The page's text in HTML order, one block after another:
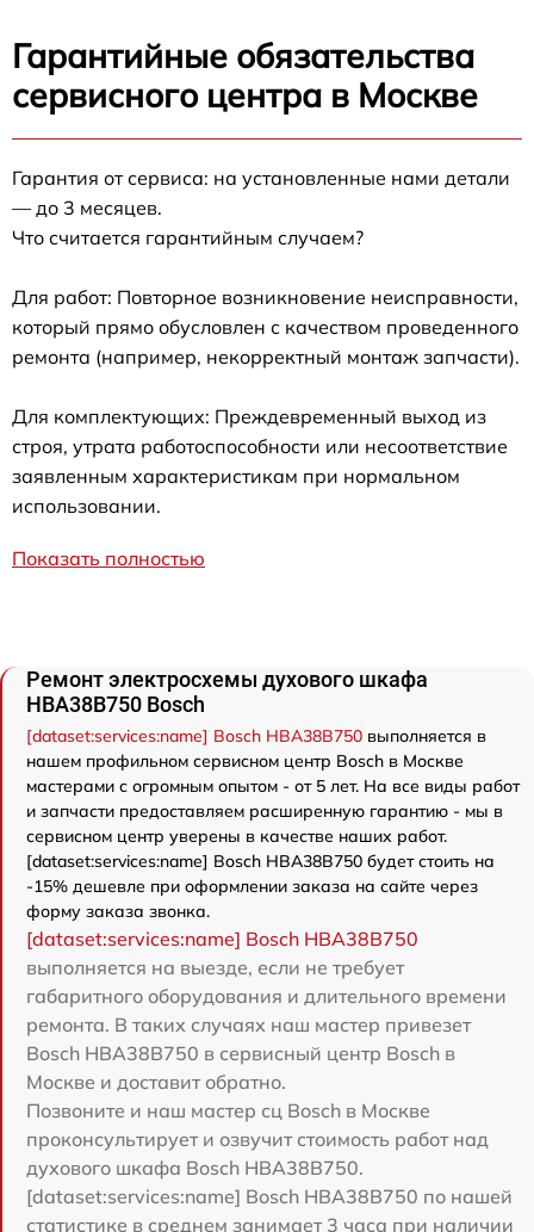
Гарантийные обязательства
сервисного центра в Москве
Гарантия от сервиса: на установленные нами детали
— до 3 месяцев.
Что считается гарантийным случаем?
Для работ: Повторное возникновение неисправности,
который прямо обусловлен с качеством проведенного
ремонта (например, некорректный монтаж запчасти).
Для комплектующих: Преждевременный выход из
строя, утрата работоспособности или несоответствие
заявленным характеристикам при нормальном
использовании.
Показать полностью
Ремонт электросхемы духового шкафа
HBA38B750 Bosch
[dataset:services:name] Bosch HBA38B750 выполняется в
нашем профильном сервисном центр Bosch в Москве
мастерами с огромным опытом - от 5 лет. На все виды работ
и запчасти предоставляем расширенную гарантию - мы в
сервисном центр уверены в качестве наших работ.
[dataset:services:name] Bosch HBA38B750 будет стоить на
-15% дешевле при оформлении заказа на сайте через
форму заказа звонка.
[dataset:services:name] Bosch HBA38B750
выполняется на выезде, если не требует
габаритного оборудования и длительного времени
ремонта. В таких случаях наш мастер привезет
Bosch HBA38B750 в сервисный центр Bosch в
Москве и доставит обратно.
Позвоните и наш мастер сц Bosch в Москве
проконсультирует и озвучит стоимость работ над
духового шкафа Bosch HBA38B750.
[dataset:services:name] Bosch HBA38B750 по нашей
статистике в среднем занимает 3 часа при наличии